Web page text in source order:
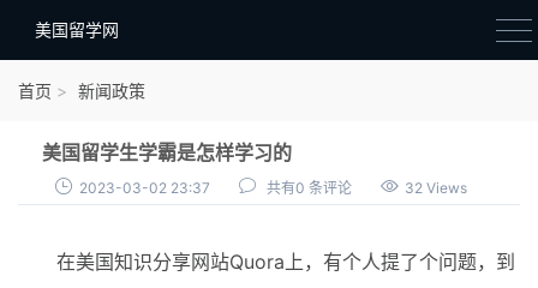
美国留学网
院校选择
材料准备
首页 新闻政策
美国留学生学霸是怎样学习的
2023-03-02 23:37 共有0 条评论 32 Views
在美国知识分享网站Quora上，有个人提了个问题，到